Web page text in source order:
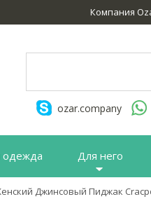
Компания
ozar.company
одежда Для него
Джинсовый Пиджак